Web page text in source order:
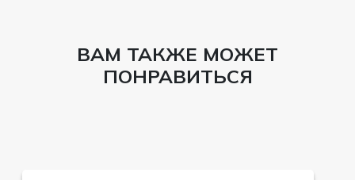
ВАМ ТАКЖЕ МОЖЕТ
ПОНРАВИТЬСЯ